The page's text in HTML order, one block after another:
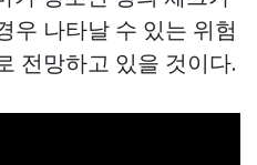
우 나타날 수 있는 위험
전망하고 있을 것이다.